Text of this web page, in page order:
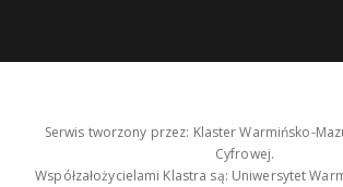
Serwis tworzony przez: Klaster Warmińsko-
Cyfrowej.
Współzałożycielami Klastra są: Uniwersytet